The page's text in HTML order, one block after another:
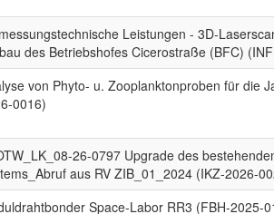
Leistungen - 3D-
des Betriebshofes Cicerostraße (BFC)
von Phyto- u. Zooplanktonproben für die
0016)
26-0797 Upgrade des
aus RV ZIB_01_2024 (IKZ-2026-
Space-Labor RR3 (FBH-2025-